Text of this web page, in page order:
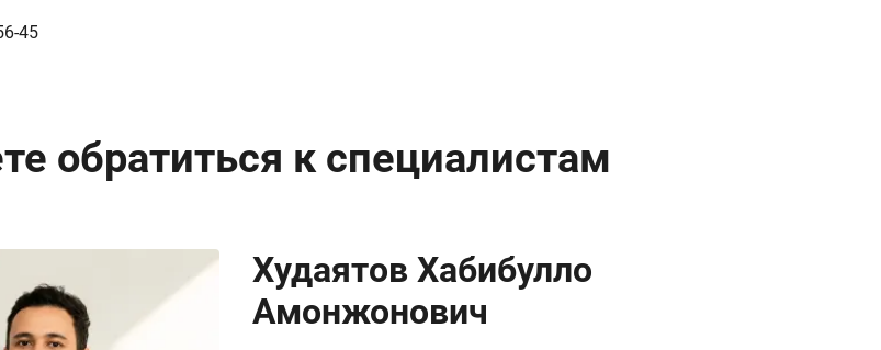
45
обратиться к специалистам
Худаятов Хабибулло
Амонжонович